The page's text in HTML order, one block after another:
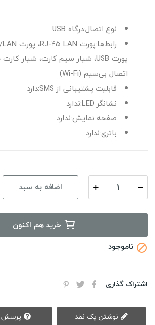
نوع اتصال:درگاه USB
اتصال بی‌سیم (Wi-Fi)
قابلیت پشتیبانی از SMS:دارد
نشانگر LED:ندارد
صفحه نمایش:ندارد
باتری:ندارد
اضافه به سبد
خرید هم اکنون
 ناموجود
اشتراک گذاری